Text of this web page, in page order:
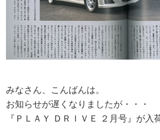
みなさん、こんばんは。
お知らせが遅くなりましたが・・・
『ＰＬＡＹ ＤＲＩＶＥ ２月号』が入